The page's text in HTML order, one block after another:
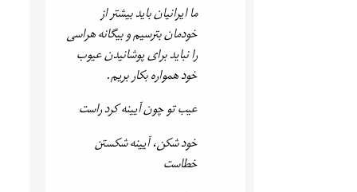
ما ایرانیان باید بیشتر از
خودمان بترسیم و بیگانه هراسی
را نباید برای پوشانیدن عیوب
خود همواره بکار بریم.
عیب تو چون آیینه کرد راست
خود شکن، آیینه شکستن
خطاست